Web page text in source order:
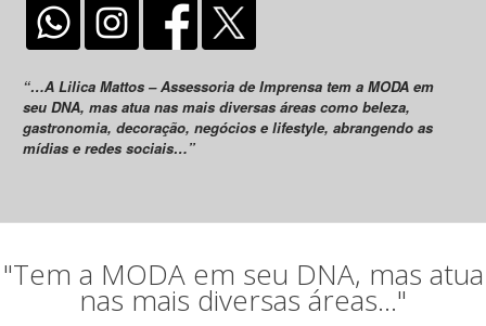
“…A Lilica Mattos – Assessoria de Imprensa tem a MODA em
seu DNA, mas atua nas mais diversas áreas como beleza,
gastronomia, decoração, negócios e lifestyle, abrangendo as
mídias e redes sociais…”
"Tem a MODA em seu DNA, mas atua
nas mais diversas áreas..."